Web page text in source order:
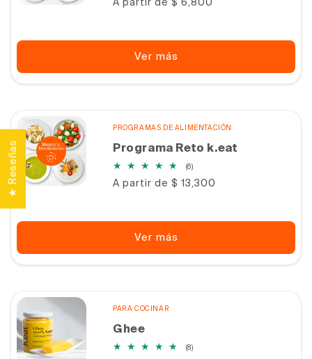
totales
Precio
A partir de $ 6,800
Ver más
PROGRAMAS DE ALIMENTACIÓN
Programa Reto k.eat
(6)6
totales
Precio
A partir de $ 13,300
Ver más
PARA COCINAR
Ghee
(8)8
★ Reseñas